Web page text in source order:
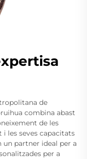
de
combina abast
de les
les seves capacitats
un partner ideal per a
per a